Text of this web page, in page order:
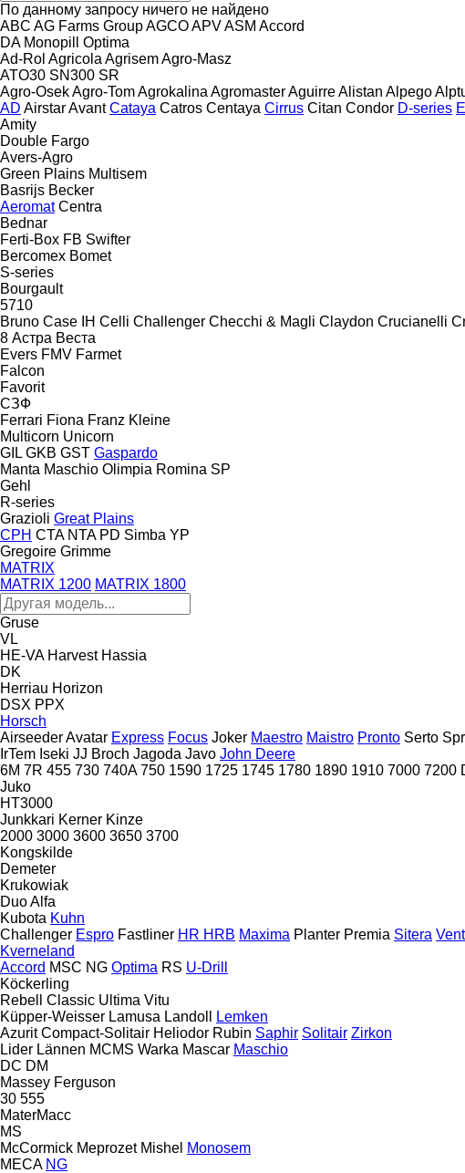
По данному запросу ничего не найдено
ABC AG Farms GroupAGCOAPVASM Accord
DA Monopill
Optima
Ad-Rol Agricola AgrisemAgro-Masz
ATO30 SN300 SR
Agro-OsekAgro-TomAgrokalina AgromasterAguirreAlistan Alpego
AD AirstarAvant Cataya Catros Centaya Cirrus Citan Condor D-series
Amity
Double Fargo
Avers-Agro
Green Plains Multisem
Basrijs Becker
Aeromat Centra
Bednar
Ferti-Box FB Swifter
Bercomex Bomet
S-series
Bourgault
5710
Bruno Case IH Celli Challenger Checchi & Magli Claydon Crucianelli
8 Астра Веста
Evers FMV Farmet
Falcon
Favorit
СЗФ
Ferrari Fiona Franz Kleine
Multicorn Unicorn
GIL GKB GST Gaspardo
Manta Maschio Olimpia Romina SP
Gehl
R-series
Grazioli Great Plains
CPH CTA NTA PD Simba YP
Gregoire Grimme
MATRIX
MATRIX 1200 MATRIX 1800
Gruse
VL
HE-VA Harvest Hassia
DK
Herriau Horizon
DSX PPX
Horsch
AirseederAvatar Express Focus Joker Maestro Maistro Pronto Serto
IrTem Iseki JJ Broch Jagoda Javo John Deere
6M 7R 455 730 740A 750 1590 1725 1745 1780 1890 1910 7000 7200
Juko
HT3000
Junkkari Kerner Kinze
2000 3000 3600 3650 3700
Kongskilde
Demeter
Krukowiak
Duo Alfa
Kubota Kuhn
Challenger Espro Fastliner HR HRB Maxima Planter Premia Sitera
Kverneland
Accord MSC NG Optima RS U-Drill
Köckerling
Rebell Classic Ultima Vitu
Küpper-Weisser Lamusa Landoll
Lemken
Azurit Compact-Solitair Heliodor Rubin Saphir Solitair Zirkon
Lider Lännen MCMS Warka Mascar Maschio
DC DM
Massey Ferguson
30 555
MaterMacc
MS
McCormick Meprozet Mishel Monosem
MECA NG